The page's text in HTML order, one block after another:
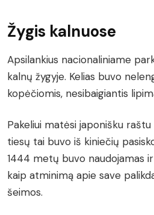
Žygis kalnuose
Apsilankius nacionaliniame
kalnų žygyje. Kelias buvo
kopėčiomis, nesibaigiantis
Pakeliui matėsi japonišku
tiesų tai buvo iš kiniečių
1444 metų buvo naudojamas ir
kaip atminimą apie save
šeimos.